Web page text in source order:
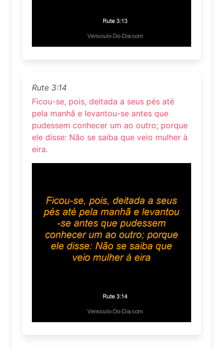
Rute 3:14
Ficou-se, pois, deitada a seus pés até
pela manhã e levantou-se antes que
pudessem conhecer um ao outro; porque
ele disse: Não se saiba que veio mulher à
eira.